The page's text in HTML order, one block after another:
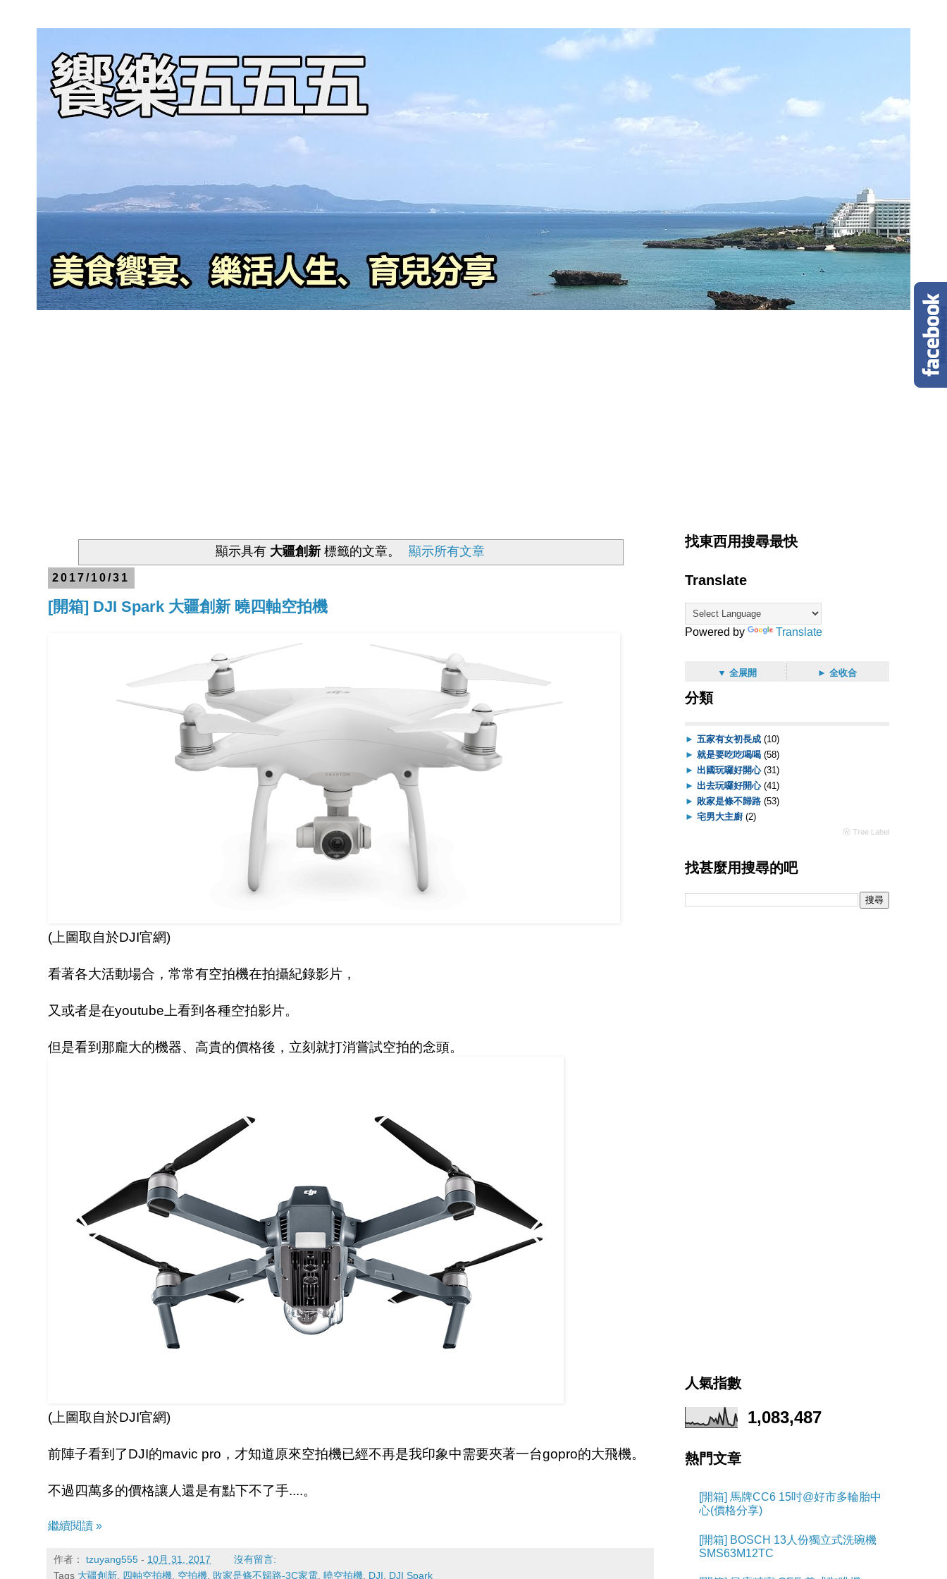
顯示具有 大疆創新標籤的文章。 顯示所有文章
2017/10/31
[開箱] DJI Spark 大疆創新 曉四軸空拍機
(上圖取自於DJI官網)
看著各大活動場合，常常有空拍機在拍攝紀錄影片，
又或者是在youtube上看到各種空拍影片。
但是看到那龐大的機器、高貴的價格後，立刻就打消嘗試空拍的念頭。
(上圖取自於DJI官網)
前陣子看到了DJI的mavic pro，才知道原來空拍機已經不再是我印象中需要夾著一台gopro的大飛機。
不過四萬多的價格讓人還是有點下不了手....。
繼續閱讀 »
作者： tzuyang555 - 10月 31, 2017
沒有留言:
Tags 大疆創新 四軸空拍機 空拍機 敗家是條不歸路-3C家電 曉空拍機 DJI DJI Spark
找東西用搜尋最快
Translate
Powered by Translate
▼ 全展開 ► 全收合
分類
► 五家有女初長成 (10)
► 就是要吃吃喝喝 (58)
► 出國玩囉好開心 (31)
► 出去玩囉好開心 (41)
► 敗家是條不歸路 (53)
► 宅男大主廚 (2)
ⓦ Tree Label
找甚麼用搜尋的吧
人氣指數
1,083,487
熱門文章
[開箱] 馬牌CC6 15吋@好市多輪胎中
心(價格分享)
[開箱] BOSCH 13人份獨立式洗碗機
SMS63M12TC